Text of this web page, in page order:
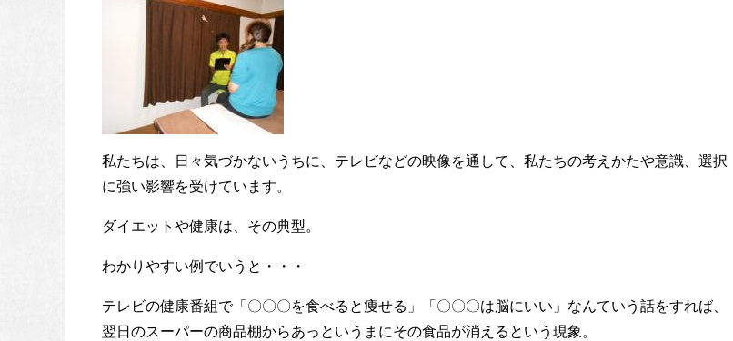
私たちは、日々気づかないうちに、テレビなどの映像を通して、私たちの考えかたや意識、選択
に強い影響を受けています。
ダイエットや健康は、その典型。
わかりやすい例でいうと・・・
テレビの健康番組で「〇〇〇を食べると痩せる」「〇〇〇は脳にいい」なんていう話をすれば、
翌日のスーパーの商品棚からあっというまにその食品が消えるという現象。